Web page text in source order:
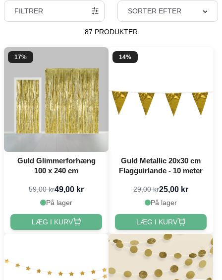
FILTRER SORTER EFTER
87 PRODUKTER
17%
Guld Glimmerforhæng
100 x 240 cm
59,00 kr49,00 kr
På lager
LÆG I KURV
14%
Guld Metallic 20x30 cm
Flagguirlande - 10 meter
29,00 kr25,00 kr
På lager
LÆG I KURV